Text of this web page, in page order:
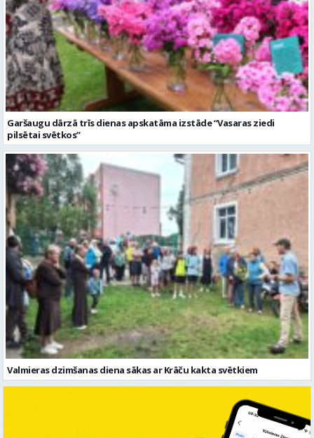
Garšaugu dārzā trīs dienas apskatāma izstāde “Vasaras ziedi
pilsētai svētkos”
Valmieras dzimšanas diena sākas ar Krāču kakta svētkiem